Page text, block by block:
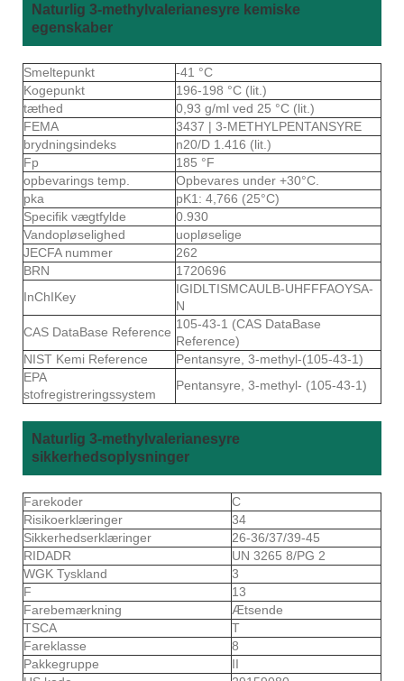
Naturlig 3-methylvalerianesyre kemiske
egenskaber
Smeltepunkt
-41 °C
Kogepunkt
196-198 °C (lit.)
tæthed
0,93 g/ml ved 25 °C (lit.)
FEMA
3437 | 3-METHYLPENTANSYRE
brydningsindeks
n20/D 1.416 (lit.)
Fp
185 °F
opbevarings temp.
Opbevares under +30°C.
pka
pK1: 4,766 (25°C)
Specifik vægtfylde
0.930
Vandopløselighed
uopløselige
JECFA nummer
262
BRN
1720696
InChIKey
IGIDLTISMCAULB-UHFFFAOYSA-
N
CAS DataBase Reference
105-43-1 (CAS DataBase
Reference)
NIST Kemi Reference
Pentansyre, 3-methyl-(105-43-1)
EPA
stofregistreringssystem
Pentansyre, 3-methyl- (105-43-1)
Naturlig 3-methylvalerianesyre
sikkerhedsoplysninger
Farekoder
C
Risikoerklæringer
34
Sikkerhedserklæringer
26-36/37/39-45
RIDADR
UN 3265 8/PG 2
WGK Tyskland
3
F
13
Farebemærkning
Ætsende
TSCA
T
Fareklasse
8
Pakkegruppe
II